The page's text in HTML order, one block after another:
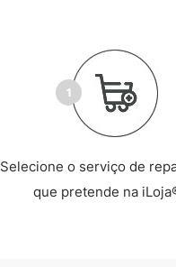
Selecione o serviço de
que pretende na